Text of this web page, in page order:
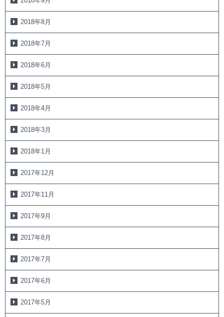
2018年8月
2018年7月
2018年6月
2018年5月
2018年4月
2018年3月
2018年1月
2017年12月
2017年11月
2017年9月
2017年8月
2017年7月
2017年6月
2017年5月